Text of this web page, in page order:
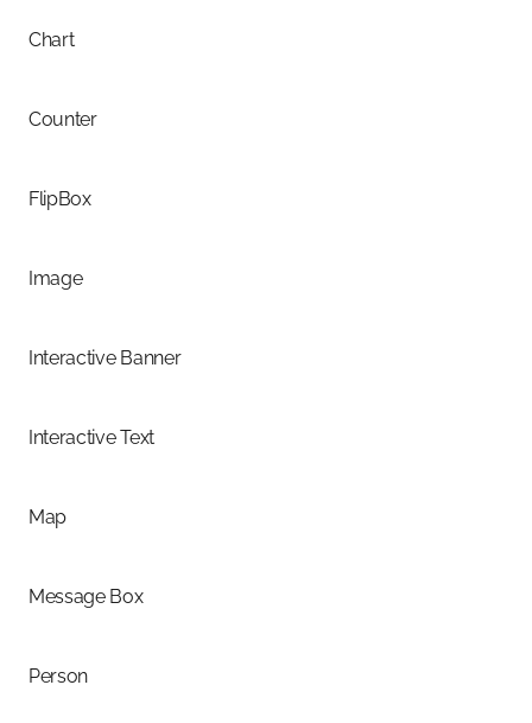
Chart
Counter
FlipBox
Image
Interactive Banner
Interactive Text
Map
Message Box
Person